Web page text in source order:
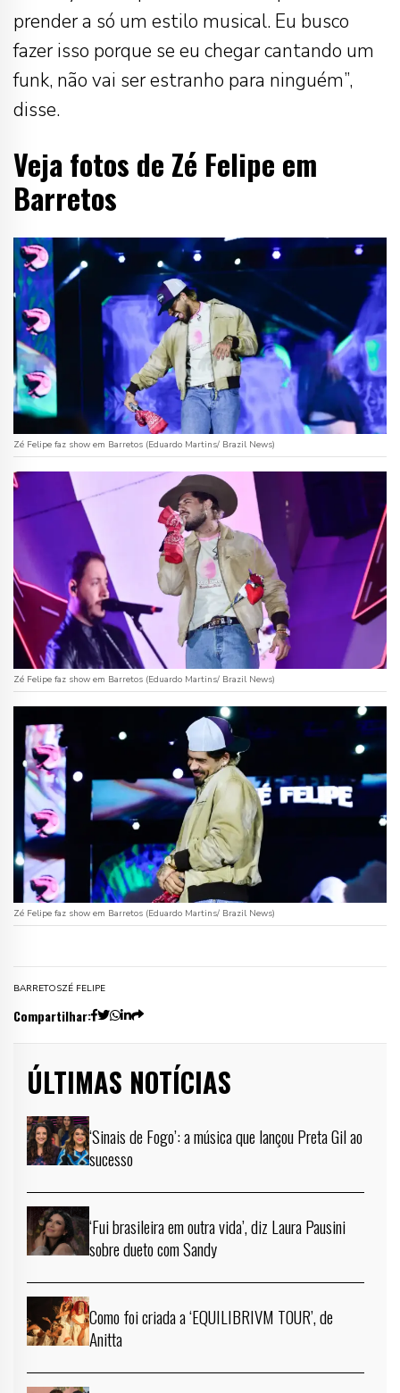
prender a só um estilo musical. Eu busco
fazer isso porque se eu chegar cantando um
funk, não vai ser estranho para ninguém”,
disse.
Veja fotos de Zé Felipe em
Barretos
Zé Felipe faz show em Barretos (Eduardo Martins/ Brazil News)
Zé Felipe faz show em Barretos (Eduardo Martins/ Brazil News)
Zé Felipe faz show em Barretos (Eduardo Martins/ Brazil News)
BARRETOSZÉ FELIPE
Compartilhar:
ÚLTIMAS NOTÍCIAS
‘Sinais de Fogo’: a música que lançou Preta Gil ao
sucesso
‘Fui brasileira em outra vida’, diz Laura Pausini
sobre dueto com Sandy
Como foi criada a ‘EQUILIBRIVM TOUR’, de
Anitta